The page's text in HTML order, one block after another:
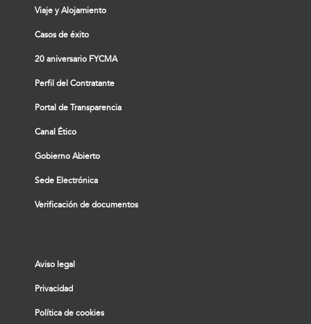
Viaje y Alojamiento
Casos de éxito
20 aniversario FYCMA
Perfil del Contratante
Portal de Transparencia
Canal Ético
Gobierno Abierto
Sede Electrónica
Verificación de documentos
Aviso legal
Privacidad
Política de cookies